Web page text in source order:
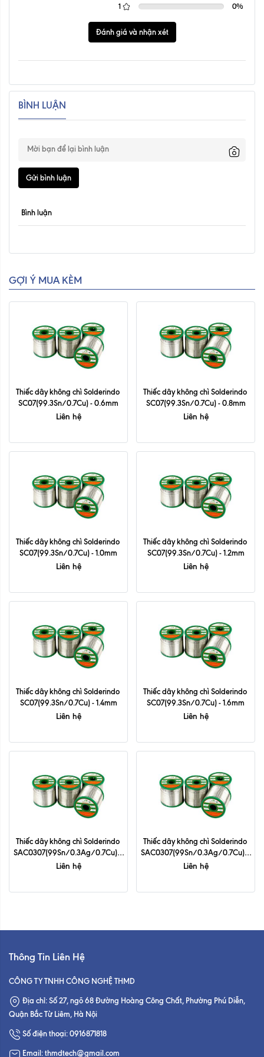
1
0%
Đánh giá và nhận xét
BÌNH LUẬN
Gửi bình luận
Bình luận
GỢI Ý MUA KÈM
Thiếc dây không chì Solderindo
SC07(99.3Sn/0.7Cu) - 0.6mm
Liên hệ
Thiếc dây không chì Solderindo
SC07(99.3Sn/0.7Cu) - 0.8mm
Liên hệ
Thiếc dây không chì Solderindo
SC07(99.3Sn/0.7Cu) - 1.0mm
Liên hệ
Thiếc dây không chì Solderindo
SC07(99.3Sn/0.7Cu) - 1.2mm
Liên hệ
Thiếc dây không chì Solderindo
SC07(99.3Sn/0.7Cu) - 1.4mm
Liên hệ
Thiếc dây không chì Solderindo
SC07(99.3Sn/0.7Cu) - 1.6mm
Liên hệ
Thiếc dây không chì Solderindo
SAC0307(99Sn/0.3Ag/0.7Cu) -
0.6mm
Liên hệ
Thiếc dây không chì Solderindo
SAC0307(99Sn/0.3Ag/0.7Cu) -
0.8mm
Liên hệ
Thông Tin Liên Hệ
CÔNG TY TNHH CÔNG NGHỆ THMD
Địa chỉ: Số 27, ngõ 68 Đường Hoàng Công Chất, Phường Phú Diễn,
Quận Bắc Từ Liêm, Hà Nội
Số điện thoại: 0916871818
Email: thmdtech@gmail.com